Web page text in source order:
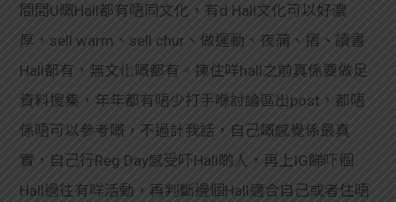
間間U嘅Hall都有唔同文化，有d Hall文化可以好濃
厚，sell warm、sell chur、做運動、夜蒲、摺、讀書
Hall都有，無文化嘅都有。揀住咩hall之前真係要做足
資料搜集，年年都有唔少打手喺討論區出post，都唔
係唔可以參考嘅，不過計我話，自己嘅感覺係最真
實，自己行Reg Day感受吓Hall啲人，再上IG睇吓個
Hall過往有咩活動，再判斷邊個Hall適合自己或者住唔